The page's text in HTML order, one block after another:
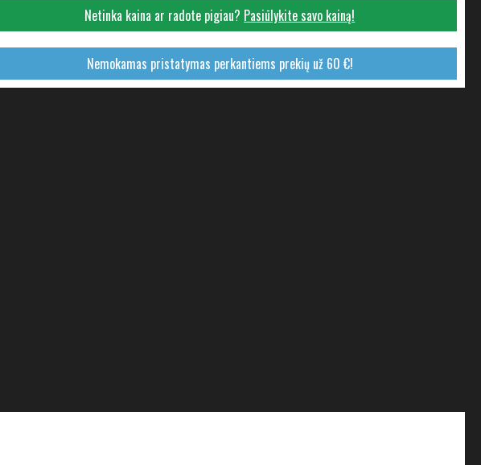
Netinka kaina ar radote pigiau? Pasiūlykite savo kainą!
Nemokamas pristatymas perkantiems prekių už 60 €!